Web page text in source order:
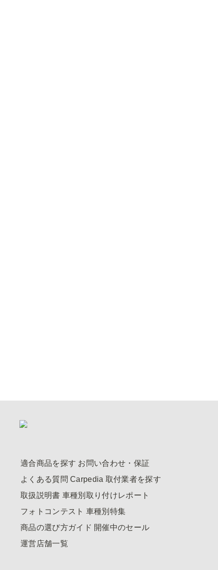
適合商品を探す お問い合わせ・保証
よくある質問 Carpedia 取付業者を探す
取扱説明書 車種別取り付けレポート
フォトコンテスト 車種別特集
商品の選び方ガイド 開催中のセール
運営店舗一覧